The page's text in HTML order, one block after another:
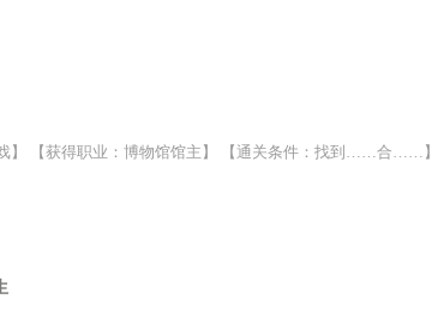
戏】 【获得职业：博物馆馆主】 【通关条件：找到……合